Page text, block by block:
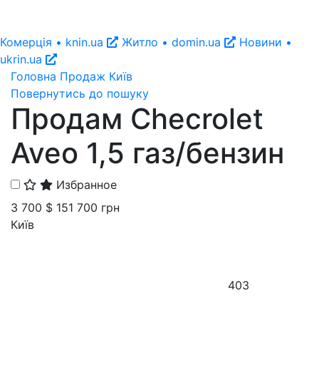
Комерція • knin.ua Житло • domin.ua
Новини •
ukrin.ua
Головна Продаж Київ
Повернутись до пошуку
Продам Checrolet
Aveo 1,5 газ/бензин
Избранное
3 700 $ 151 700 грн
Київ
403